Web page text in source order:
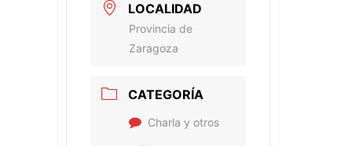
LOCALIDAD
Provincia de
Zaragoza
CATEGORÍA
Charla y otros